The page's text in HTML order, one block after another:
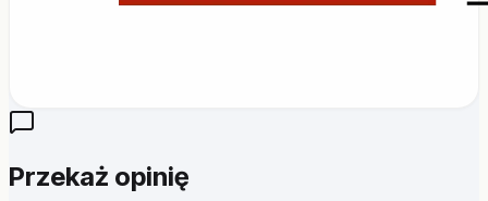
Przekaż opinię